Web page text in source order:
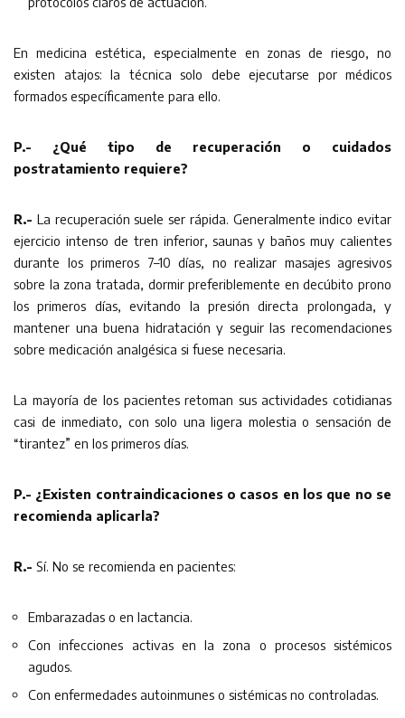
En medicina estética, especialmente en zonas de riesgo, no
existen atajos: la técnica solo debe ejecutarse por médicos
formados específicamente para ello.
P.- ¿Qué tipo de recuperación o cuidados
postratamiento requiere?
R.- La recuperación suele ser rápida. Generalmente indico evitar
ejercicio intenso de tren inferior, saunas y baños muy calientes
durante los primeros 7–10 días, no realizar masajes agresivos
sobre la zona tratada, dormir preferiblemente en decúbito prono
los primeros días, evitando la presión directa prolongada, y
mantener una buena hidratación y seguir las recomendaciones
sobre medicación analgésica si fuese necesaria.
La mayoría de los pacientes retoman sus actividades cotidianas
casi de inmediato, con solo una ligera molestia o sensación de
“tirantez” en los primeros días.
P.- ¿Existen contraindicaciones o casos en los que no se
recomienda aplicarla?
R.- Sí. No se recomienda en pacientes:
Embarazadas o en lactancia.
Con infecciones activas en la zona o procesos sistémicos
agudos.
Con enfermedades autoinmunes o sistémicas no controladas.